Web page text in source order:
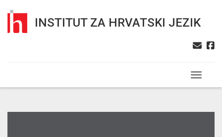
INSTITUT ZA HRVATSKI JEZIK
Toggle